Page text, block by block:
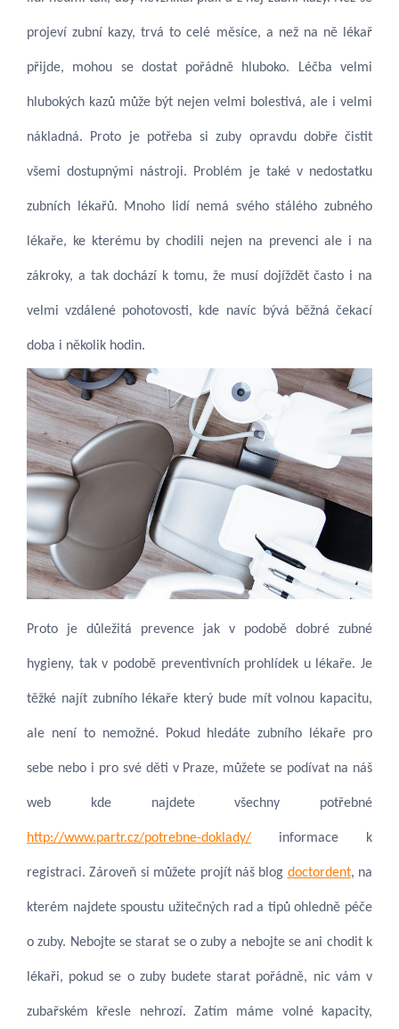
projeví zubní kazy, trvá to celé měsíce, a než na ně lékař
přijde, mohou se dostat pořádně hluboko. Léčba velmi
hlubokých kazů může být nejen velmi bolestivá, ale i velmi
nákladná. Proto je potřeba si zuby opravdu dobře čistit
všemi dostupnými nástroji. Problém je také v nedostatku
zubních lékařů. Mnoho lidí nemá svého stálého zubného
lékaře, ke kterému by chodili nejen na prevenci ale i na
zákroky, a tak dochází k tomu, že musí dojíždět často i na
velmi vzdálené pohotovosti, kde navíc bývá běžná čekací
doba i několik hodin.
Proto je důležitá prevence jak v podobě dobré zubné
hygieny, tak v podobě preventivních prohlídek u lékaře. Je
těžké najít zubního lékaře který bude mít volnou kapacitu,
ale není to nemožné. Pokud hledáte zubního lékaře pro
sebe nebo i pro své děti v Praze, můžete se podívat na náš
web kde najdete všechny potřebné
http://www.partr.cz/potrebne-doklady/ informace k
registraci. Zároveň si můžete projít náš blog doctordent, na
kterém najdete spoustu užitečných rad a tipů ohledně péče
o zuby. Nebojte se starat se o zuby a nebojte se ani chodit k
lékaři, pokud se o zuby budete starat pořádně, nic vám v
zubařském křesle nehrozí. Zatím máme volné kapacity,